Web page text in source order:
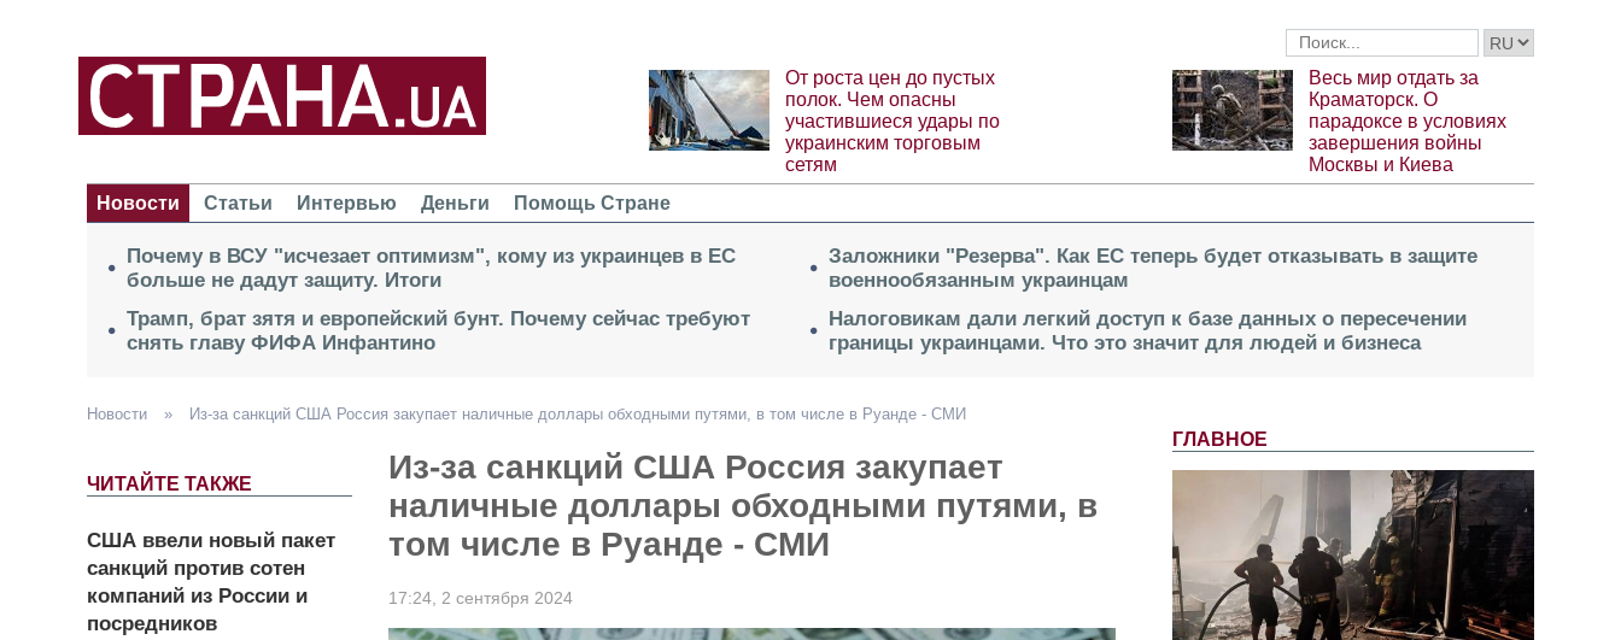
От роста цен до пустых
полок. Чем опасны
участившиеся удары по
украинским торговым
сетям
Весь мир отдать за
Краматорск. О
парадоксе в условиях
завершения войны
Москвы и Киева
Новости
Статьи Интервью Деньги Помощь Стране
Почему в ВСУ "исчезает оптимизм", кому из украинцев в ЕС
больше не дадут защиту. Итоги
Трамп, брат зятя и европейский бунт. Почему сейчас требуют
снять главу ФИФА Инфантино
Заложники "Резерва". Как ЕС теперь будет отказывать в защите
военнообязанным украинцам
Налоговикам дали легкий доступ к базе данных о пересечении
границы украинцами. Что это значит для людей и бизнеса
ГЛАВНОЕ
Новости » Из-за санкций США Россия закупает наличные доллары обходными путями, в том числе в Руанде - СМИ
ЧИТАЙТЕ ТАКЖЕ
США ввели новый пакет
санкций против сотен
компаний из России и
посредников
Из-за санкций США Россия закупает
наличные доллары обходными путями, в
том числе в Руанде - СМИ
17:24, 2 сентября 2024